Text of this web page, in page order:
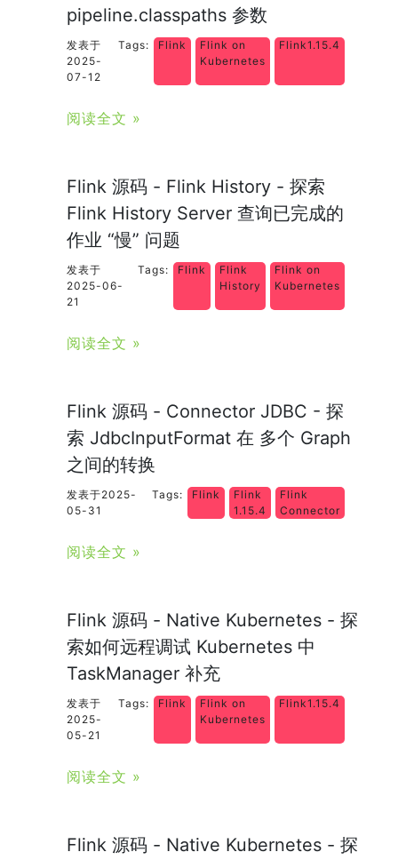
pipeline.classpaths 参数
发表于
2025-
07-12
Tags: Flink
Flink on
Kubernetes
Flink1.15.4
阅读全文 »
Flink 源码 - Flink History - 探索
Flink History Server 查询已完成的
作业 “慢” 问题
发表于
2025-06-
21
Tags: Flink
Flink
History
Flink on
Kubernetes
阅读全文 »
Flink 源码 - Connector JDBC - 探
索 JdbcInputFormat 在 多个 Graph
之间的转换
发表于2025-
05-31
Tags: Flink
Flink
1.15.4
Flink
Connector
阅读全文 »
Flink 源码 - Native Kubernetes - 探
索如何远程调试 Kubernetes 中
TaskManager 补充
发表于
2025-
05-21
Tags: Flink
Flink on
Kubernetes
Flink1.15.4
阅读全文 »
Flink 源码 - Native Kubernetes - 探